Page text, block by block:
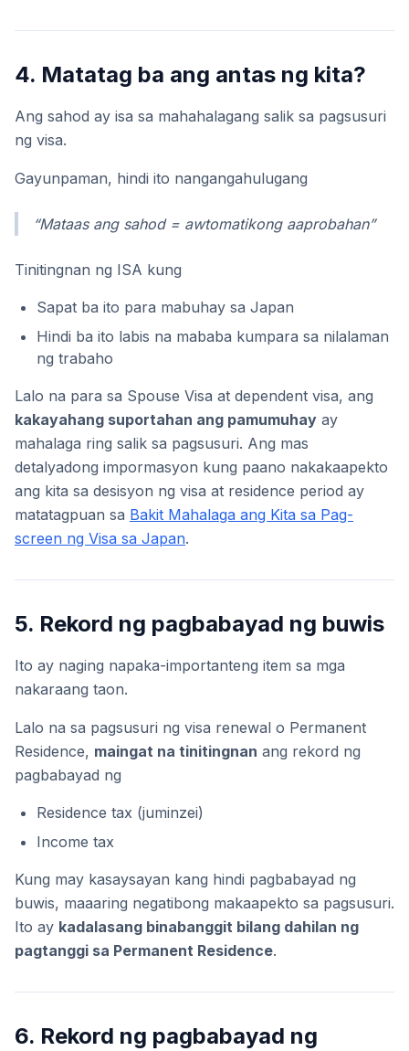
4. Matatag ba ang antas ng kita?
Ang sahod ay isa sa mahahalagang salik sa pagsusuri
ng visa.
Gayunpaman, hindi ito nangangahulugang
“Mataas ang sahod = awtomatikong aaprobahan”
Tinitingnan ng ISA kung
Sapat ba ito para mabuhay sa Japan
Hindi ba ito labis na mababa kumpara sa nilalaman
ng trabaho
Lalo na para sa Spouse Visa at dependent visa, ang
kakayahang suportahan ang pamumuhay ay
mahalaga ring salik sa pagsusuri. Ang mas
detalyadong impormasyon kung paano nakakaapekto
ang kita sa desisyon ng visa at residence period ay
matatagpuan sa Bakit Mahalaga ang Kita sa Pag-
screen ng Visa sa Japan.
5. Rekord ng pagbabayad ng buwis
Ito ay naging napaka-importanteng item sa mga
nakaraang taon.
Lalo na sa pagsusuri ng visa renewal o Permanent
Residence, maingat na tinitingnan ang rekord ng
pagbabayad ng
Residence tax (juminzei)
Income tax
Kung may kasaysayan kang hindi pagbabayad ng
buwis, maaaring negatibong makaapekto sa pagsusuri.
Ito ay kadalasang binabanggit bilang dahilan ng
pagtanggi sa Permanent Residence.
6. Rekord ng pagbabayad ng